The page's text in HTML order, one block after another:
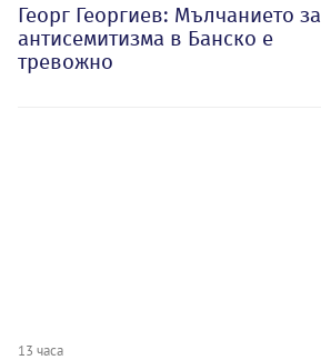
Георг Георгиев: Мълчанието за
антисемитизма в Банско е
тревожно
13 часа